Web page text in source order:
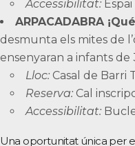
Accessibilitat:Espai
ARPACADABRA
desmunta els mites de
ensenyaran a infants
Lloc:Casal de Barri
Reserva:Cal
Accessibilitat:
Una oportunitat única per